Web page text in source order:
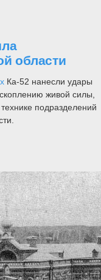
области
Ка-52 нанесли удары
живой силы,
подразделений